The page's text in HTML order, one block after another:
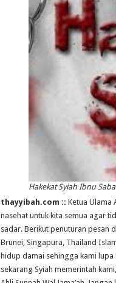
Hakekat Syiah Ibnu
thayyibah.com :: Ketua Ulama
nasehat untuk kita semua agar
sadar. Berikut penuturan pesan
Brunei, Singapura, Thailand
hidup damai sehingga kami
sekarang Syiah memerintah